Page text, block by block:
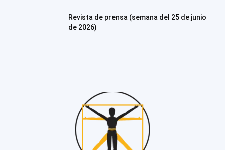
Revista de prensa (semana del 25 de junio
de 2026)